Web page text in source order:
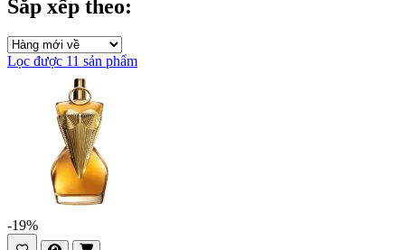
Sắp xếp theo:
Lọc được 11 sản phẩm
-19%